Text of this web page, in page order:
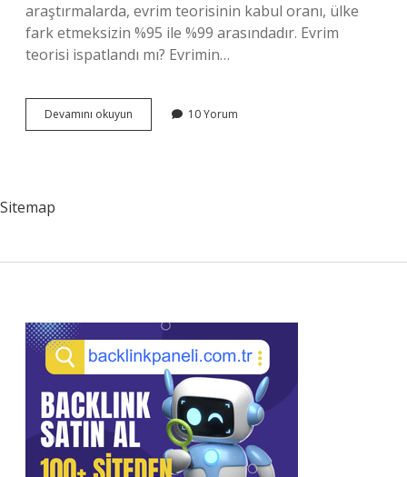
araştırmalarda, evrim teorisinin kabul oranı, ülke
fark etmeksizin %95 ile %99 arasındadır. Evrim
teorisi ispatlandı mı? Evrimin…
Devamını okuyun
Evrimi
10 Yorum
Sitemap
Sidebar